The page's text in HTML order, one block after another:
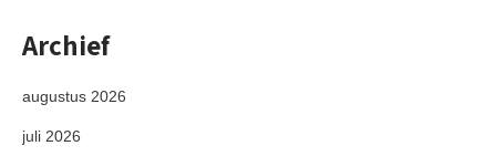
Archief
augustus 2026
juli 2026